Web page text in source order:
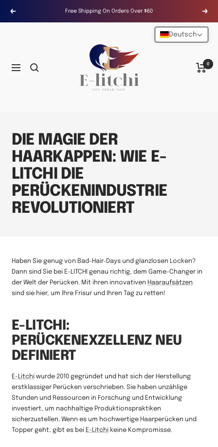
zumZurück Free Shipping On Orders Over $60
Navigation
0
DIE MAGIE DER
HAARKAPPEN: WIE E-
LITCHI DIE
PERÜCKENINDUSTRIE
REVOLUTIONIERT
Haben Sie genug von Bad-Hair-Days und glanzlosen Locken?
Dann sind Sie bei E-LITCHI genau richtig, dem Game-Changer in
der Welt der Perücken. Mit ihren innovativen Haaraufsätzen
sind sie hier, um Ihre Frisur und Ihren Tag zu retten!
E-LITCHI:
PERÜCKENEXZELLENZ NEU
DEFINIERT
E-Litchi wurde 2010 gegründet und hat sich der Herstellung
erstklassiger Perücken verschrieben. Sie haben unzählige
Stunden und Ressourcen in Forschung und Entwicklung
investiert, um nachhaltige Produktionspraktiken
sicherzustellen. Wenn es um hochwertige Haarperücken und
Topper geht, gibt es bei E-Litchi keine Kompromisse.
Deutsch